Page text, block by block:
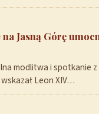
Jasną Górę
modlitwa i spotkanie z
Leon XIV…